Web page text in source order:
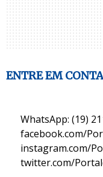
ENTRE EM
WhatsApp: (19)
facebook.com/
instagram.com/
twitter.com/